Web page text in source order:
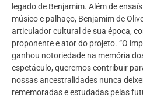
legado de Benjamim. Além de
músico e palhaço, Benjamim de
articulador cultural de sua época,
proponente e ator do projeto. “O
ganhou notoriedade na memória
espetáculo, queremos contribuir
nossas ancestralidades nunca
rememoradas e estudadas pelas